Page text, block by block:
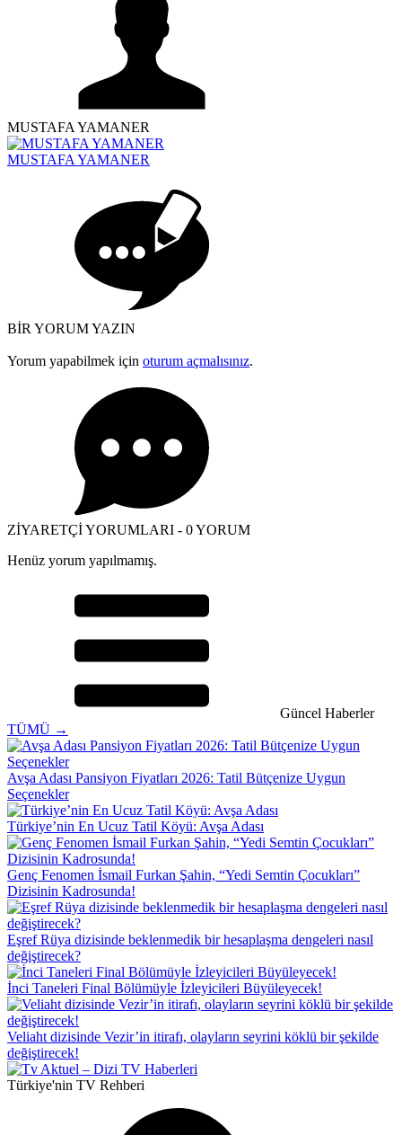
MUSTAFA YAMANER
MUSTAFA YAMANER
BİR YORUM YAZIN
Yorum yapabilmek için oturum açmalısınız.
ZİYARETÇİ YORUMLARI - 0 YORUM
Henüz yorum yapılmamış.
Güncel Haberler
TÜMÜ →
Avşa Adası Pansiyon Fiyatları 2026: Tatil Bütçenize Uygun
Seçenekler
Türkiye’nin En Ucuz Tatil Köyü: Avşa Adası
Genç Fenomen İsmail Furkan Şahin, “Yedi Semtin Çocukları”
Dizisinin Kadrosunda!
Eşref Rüya dizisinde beklenmedik bir hesaplaşma dengeleri nasıl
değiştirecek?
İnci Taneleri Final Bölümüyle İzleyicileri Büyüleyecek!
Veliaht dizisinde Vezir’in itirafı, olayların seyrini köklü bir şekilde
değiştirecek!
Türkiye'nin TV Rehberi